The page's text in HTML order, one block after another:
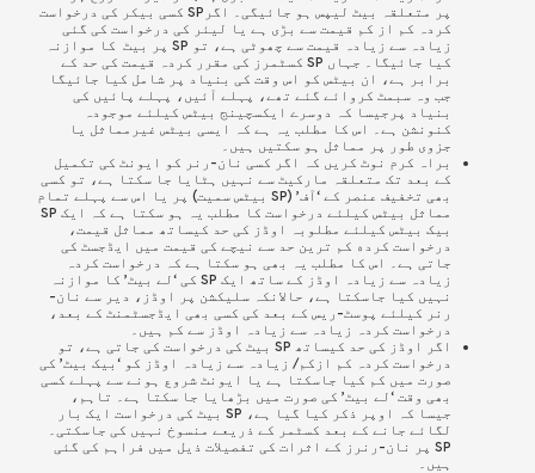
پر متعلقہ بیٹ لیپس ہو جائیگی۔ اگرSP کسی بیکر کی درخواست
کردہ کم از کم قیمت سے بڑی ہے یا لیئر کی درخواست کی گئی
زیادہ سے زیادہ قیمت سے چھوٹی ہے، تو SP پر بیٹ کا موازنہ
کیا جائیگا۔ جہاں SP کسٹمرز کی مقرر کردہ قیمت کی حد کے
برابر ہے، ان بیٹس کو اس وقت کی بنیاد پر شامل کیا جائیگا
جب وہ سبمٹ کروائے گئے تھے، پہلے آئیں، پہلے پائیں کی
بنیاد پرجیسا کہ دوسرے ایکسچینج بیٹس کیلئے موجودہ
کنونشن ہے۔ اس کا مطلب یہ ہے کہ ایسی بیٹس غیرمماثل یا
جزوی طور پر مماثل ہو سکتیں ہیں۔
براہ کرم نوٹ کریں کہ اگر کسی نان-رنر کو ایونٹ کی تکمیل
کے بعد تک متعلقہ مارکیٹ سے نہیں ہٹایا جا سکتا ہے، تو کسی
بھی تخفیف عنصر کے ‘آف’ (SP بیٹس سمیت) پر یا اس سے پہلے تمام
مماثل بیٹس کیلئے درخواست کا مطلب یہ ہو سکتا ہے کہ ایک SP
بیک بیٹس کیلئے مطلوبہ اوڈز کی حد کیساتھ مماثل قیمت،
درخواست کرده کم ترین حد سے نیچے کی قیمت میں ایڈجسٹ کی
جاتی ہے۔ اس کا مطلب یہ بھی ہو سکتا ہے کہ درخواست کردہ
زیادہ سے زیادہ اوڈز کے ساتھ ایک SP کی ‘لے بیٹ’ کا موازنہ
نہیں کیا جاسکتا ہے، حالانکہ سلیکشن پر اوڈز، دیر سے نان-
رنر کیلئے پوسٹ-ریس کے بعد کی کسی بھی ایڈجسٹمنٹ کے بعد،
درخواست کردہ زیادہ سے زیادہ اوڈز سے کم ہیں۔
اگر اوڈز کی حد کیساتھ SP بیٹ کی درخواست کی جاتی ہے، تو
درخواست کردہ کم ازکم/ زیادہ سے زیادہ اوڈز کو ‘بیک بیٹ’ کی
صورت میں کم کیا جاسکتا ہے یا ایونٹ شروع ہونے سے پہلے کسی
بھی وقت ‘لے بیٹ’ کی صورت میں بڑھایا جا سکتا ہے۔ تاہم،
جیسا کہ اوپر ذکر کیا گیا ہے، SP بیٹ کی درخواست ایک بار
لگائے جانے کے بعد کسٹمر کے ذریعے منسوخ نہیں کی جاسکتی۔
SP پر نان-رنرز کے اثرات کی تفصیلات ذیل میں فراہم کی گئی
ہیں۔